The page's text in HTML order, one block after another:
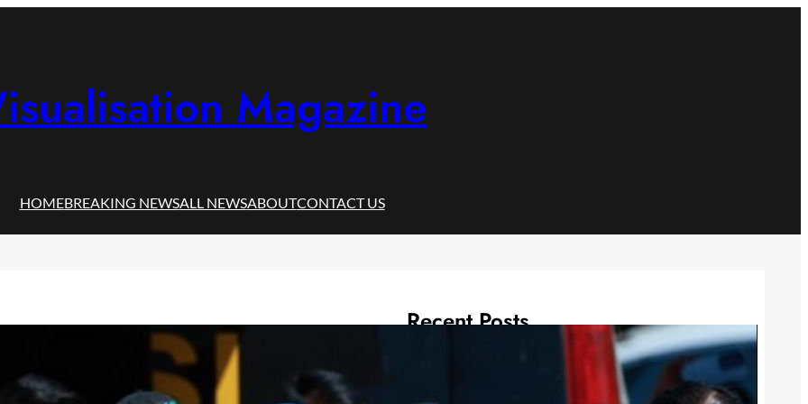
Magazine
HOMEBREAKING NEWSALL NEWSABOUTCONTACT US
Recent Posts
3 Fakta Lagu MOON
BABYMONSTER yang Trending di